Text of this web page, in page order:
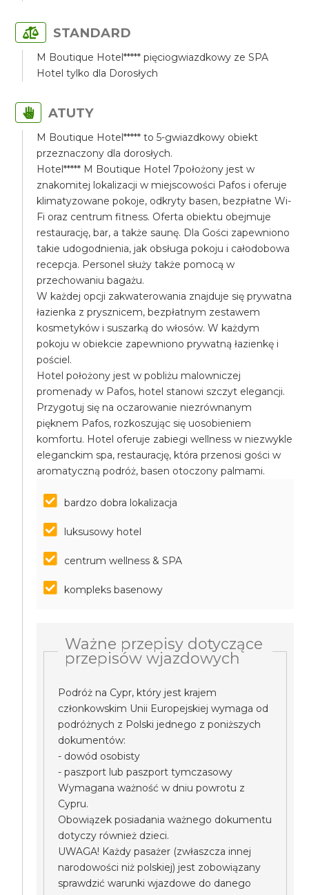
STANDARD
M Boutique Hotel***** pięciogwiazdkowy ze SPA
Hotel tylko dla Dorosłych
ATUTY
M Boutique Hotel***** to 5-gwiazdkowy obiekt
przeznaczony dla dorosłych.
Hotel***** M Boutique Hotel 7położony jest w
znakomitej lokalizacji w miejscowości Pafos i oferuje
klimatyzowane pokoje, odkryty basen, bezpłatne Wi-
Fi oraz centrum fitness. Oferta obiektu obejmuje
restaurację, bar, a także saunę. Dla Gości zapewniono
takie udogodnienia, jak obsługa pokoju i całodobowa
recepcja. Personel służy także pomocą w
przechowaniu bagażu.
W każdej opcji zakwaterowania znajduje się prywatna
łazienka z prysznicem, bezpłatnym zestawem
kosmetyków i suszarką do włosów. W każdym
pokoju w obiekcie zapewniono prywatną łazienkę i
pościel.
Hotel położony jest w pobliżu malowniczej
promenady w Pafos, hotel stanowi szczyt elegancji.
Przygotuj się na oczarowanie niezrównanym
pięknem Pafos, rozkoszując się uosobieniem
komfortu. Hotel oferuje zabiegi wellness w niezwykle
eleganckim spa, restaurację, która przenosi gości w
aromatyczną podróż, basen otoczony palmami.
bardzo dobra lokalizacja
luksusowy hotel
centrum wellness & SPA
kompleks basenowy
Ważne przepisy dotyczące
przepisów wjazdowych
Podróż na Cypr, który jest krajem
członkowskim Unii Europejskiej wymaga od
podróżnych z Polski jednego z poniższych
dokumentów:
- dowód osobisty
- paszport lub paszport tymczasowy
Wymagana ważność w dniu powrotu z
Cypru.
Obowiązek posiadania ważnego dokumentu
dotyczy również dzieci.
UWAGA! Każdy pasażer (zwłaszcza innej
narodowości niż polskiej) jest zobowiązany
sprawdzić warunki wjazdowe do danego